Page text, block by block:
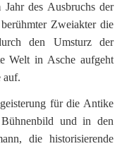
des Ausbruchs der
Zweiakter die
den Umsturz der
Welt in Asche aufgeht
auf.
für die Antike
und in den
die historisierende